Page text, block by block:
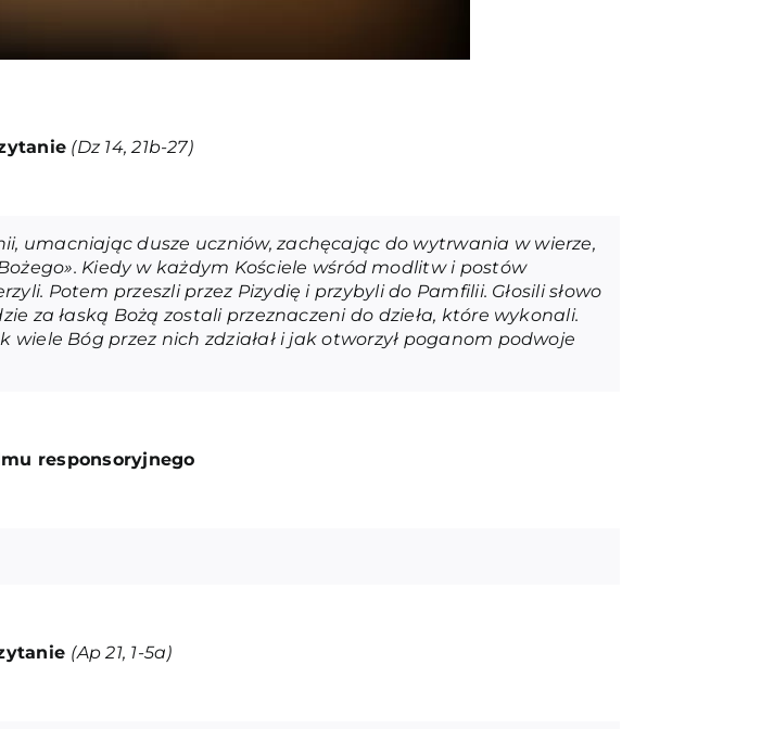
(Dz 14, 21b-27)
umacniając dusze uczniów, zachęcając do wytrwania w wierze,
Kiedy w każdym Kościele wśród modlitw i postów
Potem przeszli przez Pizydię i przybyli do Pamfilii. Głosili słowo
za łaską Bożą zostali przeznaczeni do dzieła, które wykonali.
wiele Bóg przez nich zdziałał i jak otworzył poganom podwoje
responsoryjnego
(Ap 21, 1-5a)